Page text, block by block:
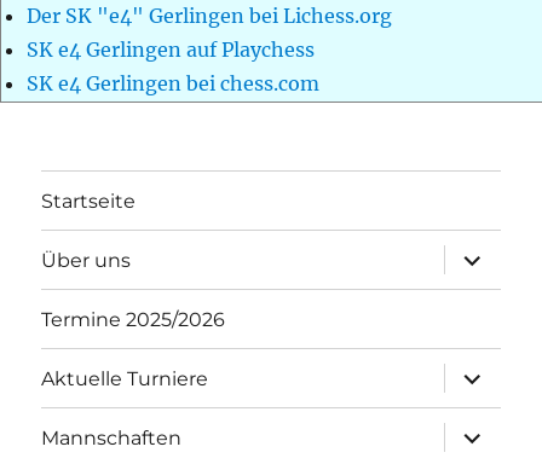
Der SK "e4" Gerlingen bei Lichess.org
SK e4 Gerlingen auf Playchess
SK e4 Gerlingen bei chess.com
Startseite
Über uns
öffnen
Termine 2025/2026
Aktuelle Turniere
öffnen
Mannschaften
öffnen